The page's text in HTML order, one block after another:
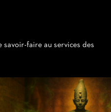
savoir-faire au services des